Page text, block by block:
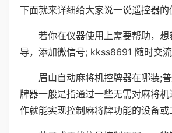
下面就来详细给大家说一说遥控器的
若你在仪器使用上需要帮助，
导，添加微信号; kkss8691 随时交流
眉山自动麻将机控牌器在哪装;
牌器一般是指通过一些无需对麻将
作就能实现控制麻将牌功能的设备或